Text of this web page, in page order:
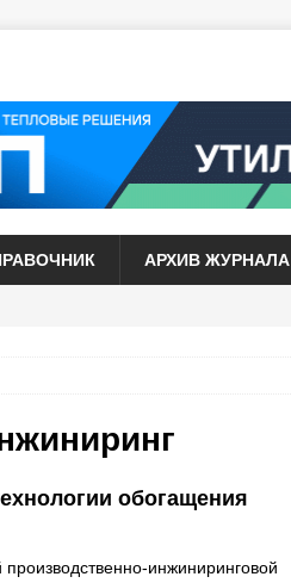
АРХИВ ЖУРНАЛА
обогащения
инжиниринговой